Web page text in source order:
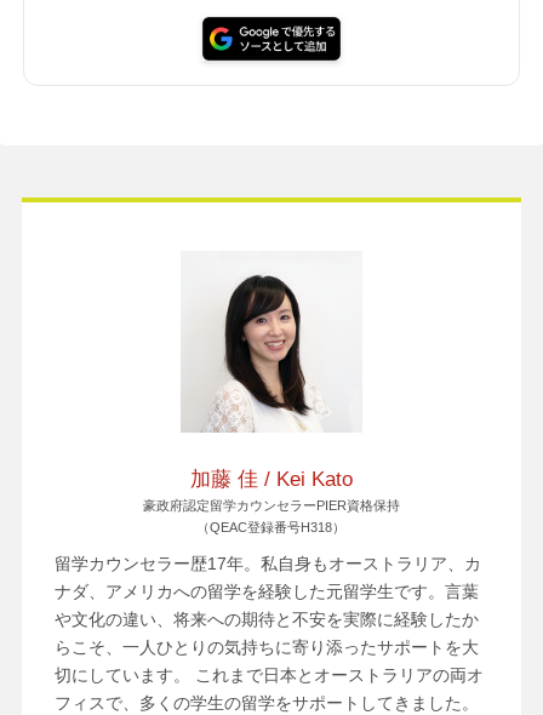
加藤 佳 / Kei Kato
豪政府認定留学カウンセラーPIER資格保持
（QEAC登録番号H318）
留学カウンセラー歴17年。私自身もオーストラリア、カ
ナダ、アメリカへの留学を経験した元留学生です。言葉
や文化の違い、将来への期待と不安を実際に経験したか
らこそ、一人ひとりの気持ちに寄り添ったサポートを大
切にしています。 これまで日本とオーストラリアの両オ
フィスで、多くの学生の留学をサポートしてきました。